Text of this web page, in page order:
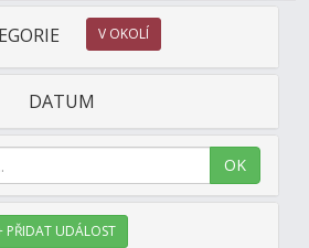
V OKOLÍ
DATUM
OK
PŘIDAT UDÁLOST